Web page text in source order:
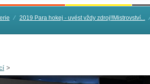
⁄ 2019 Para hokej - uvést vždy zdroj!!Mistrovství... ⁄
>